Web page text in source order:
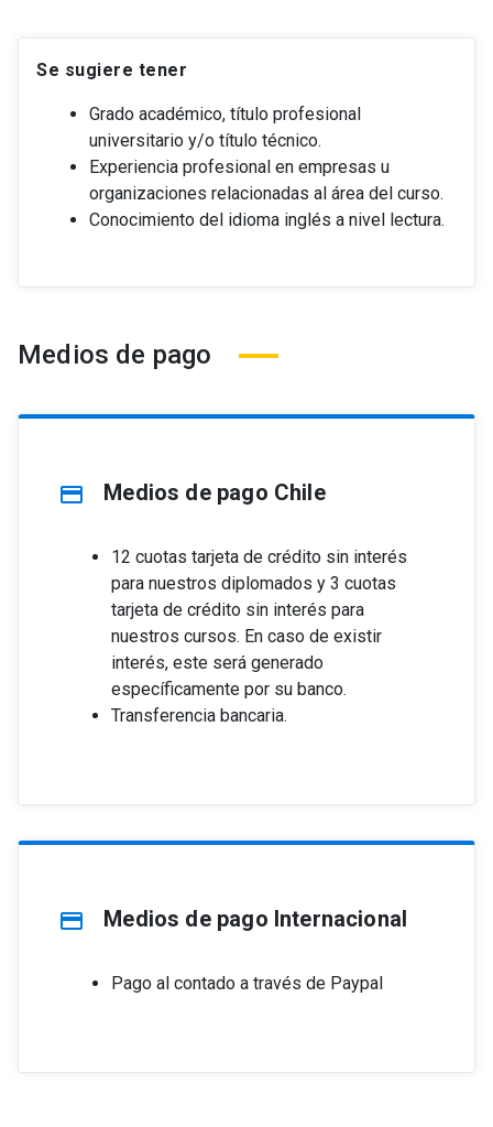
Se sugiere tener
Grado académico, título profesional
universitario y/o título técnico.
Experiencia profesional en empresas u
organizaciones relacionadas al área del curso.
Conocimiento del idioma inglés a nivel lectura.
Medios de pago
credit_card Medios de pago Chile
12 cuotas tarjeta de crédito sin interés
para nuestros diplomados y 3 cuotas
tarjeta de crédito sin interés para
nuestros cursos. En caso de existir
interés, este será generado
específicamente por su banco.
Transferencia bancaria.
credit_card Medios de pago Internacional
Pago al contado a través de Paypal